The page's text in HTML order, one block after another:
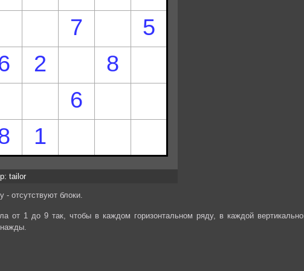
tailor
- отсутствуют блоки.
от 1 до 9 так, чтобы в каждом горизонтальном ряду, в каждой